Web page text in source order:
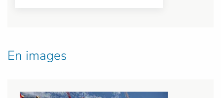
En images